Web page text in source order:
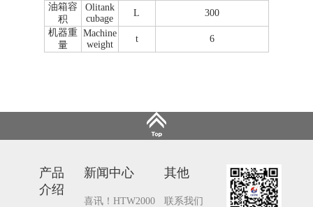
油箱容
积
Olitank
cubage
L
300
机器重
量
Machine
weight
t 6
产品
介绍
新闻中心
喜讯！HTW2000
其他
联系我们